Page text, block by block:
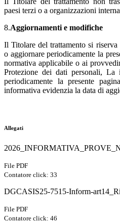
paesi terzi o a organizzazioni
8.Aggiornamenti e modifiche
Il Titolare del trattamento si
o aggiornare periodicamente la
normativa applicabile o ai
Protezione dei dati personali, La
periodicamente la presente
informativa evidenzia la data di
Allegati
File PDF
Contatore click: 33
DGCASIS25-7515-Inform-
File PDF
Contatore click: 46